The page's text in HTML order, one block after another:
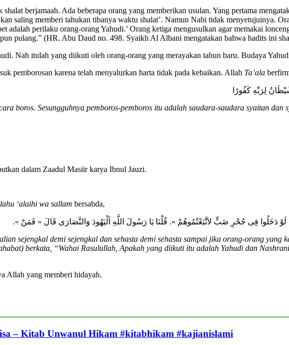
berjamaah. Ada beberapa orang yang memberikan usulan. Yang pertama
saling memberi tahukan tibanya waktu shalat’. Namun Nabi tidak menyetujuinya.
adalah perilaku orang-orang Yahudi.’ Orang ketiga mengusulkan agar memakai
pulang.” (HR. Abu Daud no. 498. Syaikh Al Albani mengatakan bahwa hadits ini
Nah itulah yang diikuti oleh orang-orang yang merayakan tahun baru. Budaya
pemborosan karena telah menyalurkan harta tidak pada kebaikan. Allah Ta’ala
لِرَبِّهِ كَفُورًا
boros. Sesungguhnya pemboros-pemboros itu adalah saudara-saudara syaitan
dalam Zaadul Masiir karya Ibnul Jauzi.
‘alaihi wa sallam bersabda,
دَخَلُوا فِى جُحْرِ ضَبٍّ لاَتَّبَعْتُمُوهُمْ ». قُلْنَا يَا رَسُولَ اللَّهِ آلْيَهُودَ وَالنَّصَارَى قَالَ « فَمَنْ ».
sejengkal demi sejengkal dan sehasta demi sehasta sampai jika orang-orang
berkata, “Wahai Rasulullah, Apakah yang diikuti itu adalah Yahudi dan
Allah yang memberi hidayah.
– Kitab Unwanul Hikam #kitabhikam #kajianislami